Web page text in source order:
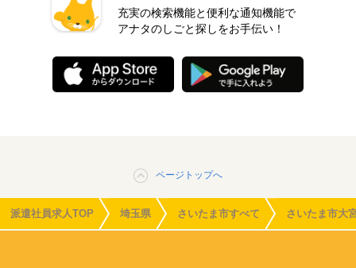
充実の検索機能と便利な通知機能で
アナタのしごと探しをお手伝い！
ページトップへ
派遣社員求人TOP 埼玉県 さいたま市すべて さいたま市大